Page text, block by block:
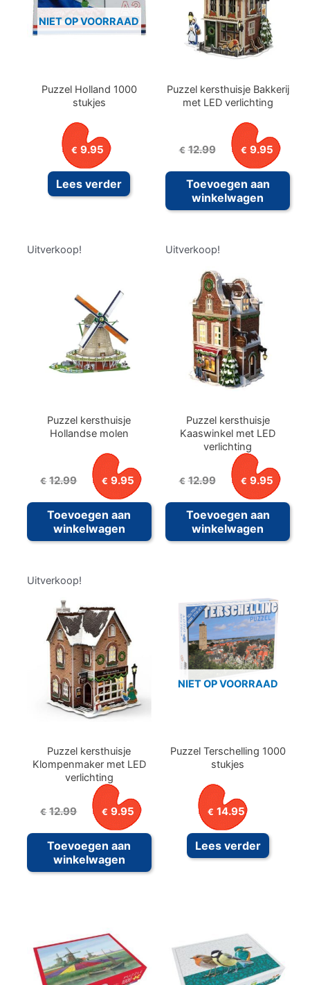
NIET OP VOORRAAD
Puzzel Holland 1000
stukjes
€ 9.95
Lees verder
Puzzel kersthuisje Bakkerij
met LED verlichting
€ 12.99
Oorspronkelijke
prijs
was:
€12.99.
€ 9.95
is:
Toevoegen aan
winkelwagen
Uitverkoop!
Puzzel kersthuisje
Hollandse molen
€ 12.99
Oorspronkelijke
prijs
was:
€12.99.
€ 9.95
Huidige
is:
Toevoegen aan
winkelwagen
Uitverkoop!
Puzzel kersthuisje
Kaaswinkel met LED
verlichting
€ 12.99
Oorspronkelijke
prijs
was:
€12.99.
€ 9.95
is:
Toevoegen aan
winkelwagen
Uitverkoop!
Puzzel kersthuisje
Klompenmaker met LED
verlichting
€ 12.99
Oorspronkelijke
prijs
was:
€12.99.
€ 9.95
is:
Toevoegen aan
winkelwagen
NIET OP VOORRAAD
Puzzel Terschelling 1000
stukjes
€ 14.95
Lees verder